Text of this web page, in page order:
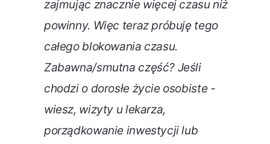
zajmując znacznie więcej czasu niż
powinny. Więc teraz próbuję tego
całego blokowania czasu.
Zabawna/smutna część? Jeśli
chodzi o dorosłe życie osobiste -
wiesz, wizyty u lekarza,
porządkowanie inwestycji lub